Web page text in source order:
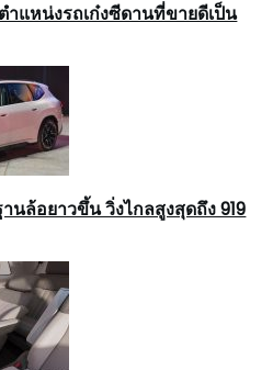
ำแหน่งรถเก๋งซีดานที่ขายดีเป็น
นล้อยาวขึ้น วิ่งไกลสูงสุดถึง 919